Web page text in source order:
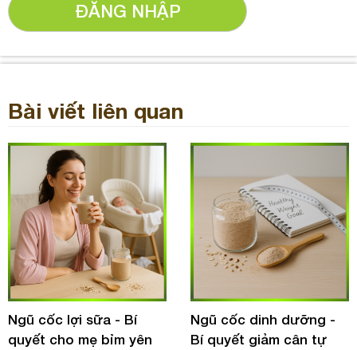
ĐĂNG NHẬP
Bài viết liên quan
Ngũ cốc lợi sữa - Bí
quyết cho mẹ bỉm yên
Ngũ cốc dinh dưỡng -
Bí quyết giảm cân tự